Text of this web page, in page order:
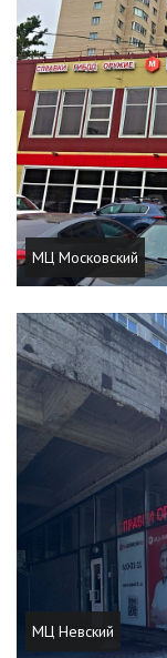
МЦ Московский
МЦ Невский